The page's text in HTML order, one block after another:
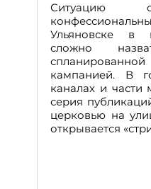
Ситуацию
Ульяновске в
сложно
кампанией. В
каналах и
серия
церковью на
открывается